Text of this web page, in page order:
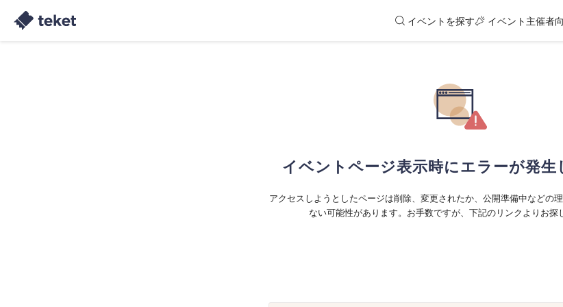
イベントを探す イベント主催者
イベントページ表示時にエラーが発生
アクセスしようとしたページは削除、変更されたか、公開準備中などの
ない可能性があります。お手数ですが、下記のリンクよりお探